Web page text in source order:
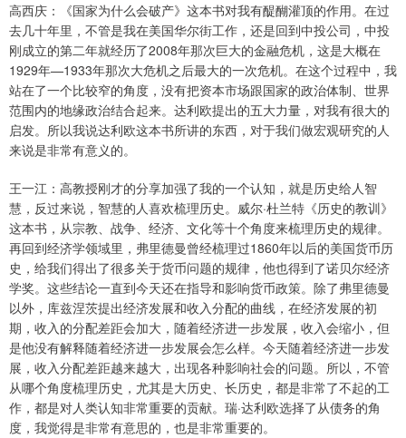
高西庆：《国家为什么会破产》这本书对我有醍醐灌顶的作用。在过
去几十年里，不管是我在美国华尔街工作，还是回到中投公司，中投
刚成立的第二年就经历了2008年那次巨大的金融危机，这是大概在
1929年—1933年那次大危机之后最大的一次危机。在这个过程中，我
站在了一个比较窄的角度，没有把资本市场跟国家的政治体制、世界
范围内的地缘政治结合起来。达利欧提出的五大力量，对我有很大的
启发。所以我说达利欧这本书所讲的东西，对于我们做宏观研究的人
来说是非常有意义的。
王一江：高教授刚才的分享加强了我的一个认知，就是历史给人智
慧，反过来说，智慧的人喜欢梳理历史。威尔·杜兰特《历史的教训》
这本书，从宗教、战争、经济、文化等十个角度来梳理历史的规律。
再回到经济学领域里，弗里德曼曾经梳理过1860年以后的美国货币历
史，给我们得出了很多关于货币问题的规律，他也得到了诺贝尔经济
学奖。这些结论一直到今天还在指导和影响货币政策。除了弗里德曼
以外，库兹涅茨提出经济发展和收入分配的曲线，在经济发展的初
期，收入的分配差距会加大，随着经济进一步发展，收入会缩小，但
是他没有解释随着经济进一步发展会怎么样。今天随着经济进一步发
展，收入分配差距越来越大，出现各种影响社会的问题。所以，不管
从哪个角度梳理历史，尤其是大历史、长历史，都是非常了不起的工
作，都是对人类认知非常重要的贡献。瑞·达利欧选择了从债务的角
度，我觉得是非常有意思的，也是非常重要的。